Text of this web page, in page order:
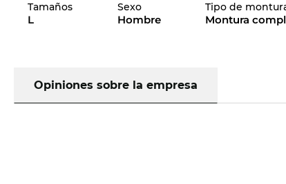
Tamaños
L
Sexo
Hombre
Tipo de
Montura
Opiniones sobre la empresa